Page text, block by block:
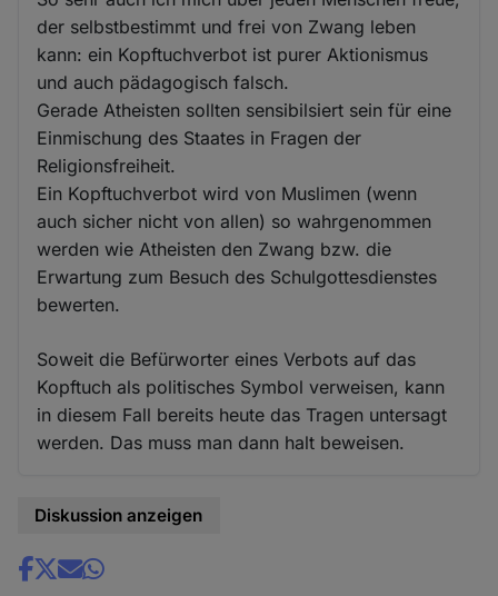
der selbstbestimmt und frei von Zwang leben
kann: ein Kopftuchverbot ist purer Aktionismus
und auch pädagogisch falsch.
Gerade Atheisten sollten sensibilsiert sein für eine
Einmischung des Staates in Fragen der
Religionsfreiheit.
Ein Kopftuchverbot wird von Muslimen (wenn
auch sicher nicht von allen) so wahrgenommen
werden wie Atheisten den Zwang bzw. die
Erwartung zum Besuch des Schulgottesdienstes
bewerten.
Soweit die Befürworter eines Verbots auf das
Kopftuch als politisches Symbol verweisen, kann
in diesem Fall bereits heute das Tragen untersagt
werden. Das muss man dann halt beweisen.
Diskussion anzeigen
Share